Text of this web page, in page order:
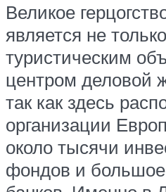
Великое
является не
туристическим
центром деловой
так как здесь
организации
около тысячи
фондов и большое